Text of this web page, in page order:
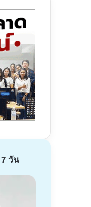
วัน